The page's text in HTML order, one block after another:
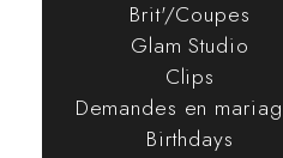
Brit'/Coupes
Glam Studio
Clips
Demandes en
Birthdays